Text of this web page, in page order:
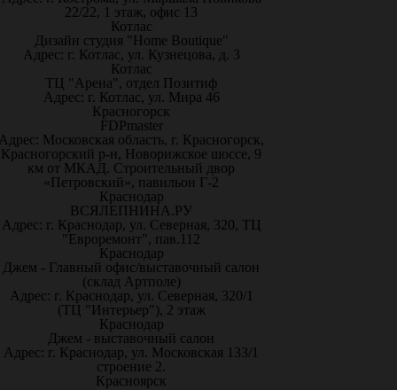
22/22, 1 этаж, офис 13
Котлас
Дизайн студия "Home Boutique"
Адрес: г. Котлас, ул. Кузнецова, д. 3
Котлас
ТЦ "Арена", отдел Позитиф
Адрес: г. Котлас, ул. Мира 46
Красногорск
FDPmaster
Московская область, г. Красногорск,
Красногорский р-н, Новорижское шоссе, 9
км от МКАД. Строительный двор
«Петровский», павильон Г-2
Краснодар
ВСЯЛЕПНИНА.РУ
Адрес: г. Краснодар, ул. Северная, 320, ТЦ
"Евроремонт", пав.112
Краснодар
Джем - Главный офис/выставочный салон
(склад Артполе)
Адрес: г. Краснодар, ул. Северная, 320/1
(ТЦ "Интерьер"), 2 этаж
Краснодар
Джем - выставочный салон
Адрес: г. Краснодар, ул. Московская 133/1
строение 2.
Красноярск